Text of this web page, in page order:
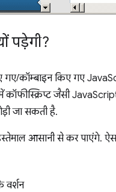
पड़ेगी?
गए/कॉम्बाइन किए गए
कॉफीस्क्रिप्ट जैसी
जा सकती है.
आसानी से कर पाएंगे.